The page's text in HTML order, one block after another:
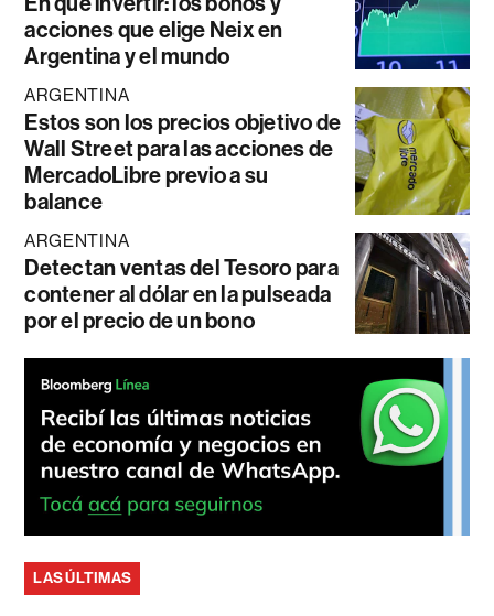
acciones que elige Neix en
Argentina y el mundo
ARGENTINA
Estos son los precios objetivo de
Wall Street para las acciones de
MercadoLibre previo a su
balance
ARGENTINA
Detectan ventas del Tesoro para
contener al dólar en la pulseada
por el precio de un bono
LAS ÚLTIMAS